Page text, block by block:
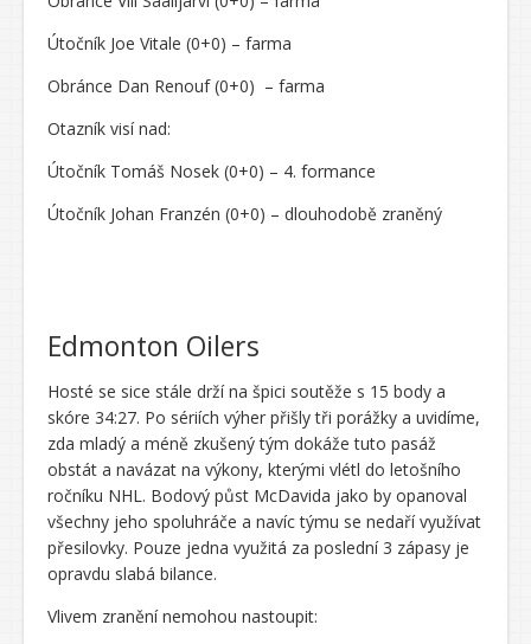
Útočník Joe Vitale (0+0) – farma
Obránce Dan Renouf (0+0) – farma
Otazník visí nad:
Útočník Tomáš Nosek (0+0) – 4. formance
Útočník Johan Franzén (0+0) – dlouhodobě zraněný
Edmonton Oilers
Hosté se sice stále drží na špici soutěže s 15 body a
skóre 34:27. Po sériích výher přišly tři porážky a uvidíme,
zda mladý a méně zkušený tým dokáže tuto pasáž
obstát a navázat na výkony, kterými vlétl do letošního
ročníku NHL. Bodový půst McDavida jako by opanoval
všechny jeho spoluhráče a navíc týmu se nedaří využívat
přesilovky. Pouze jedna využitá za poslední 3 zápasy je
opravdu slabá bilance.
Vlivem zranění nemohou nastoupit: